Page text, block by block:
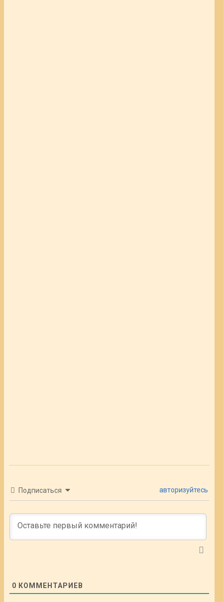
Подписаться авторизуйтесь
0 КОММЕНТАРИЕВ